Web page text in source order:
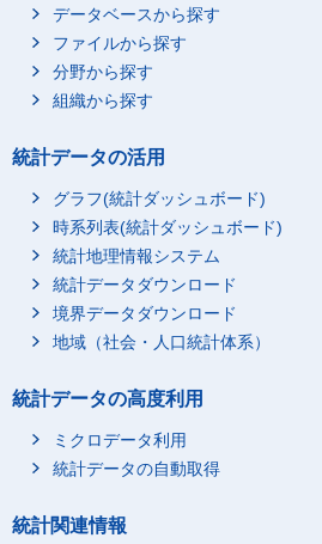
データベースから探す
ファイルから探す
分野から探す
組織から探す
統計データの活用
グラフ(統計ダッシュボード)
時系列表(統計ダッシュボード)
統計地理情報システム
統計データダウンロード
境界データダウンロード
地域（社会・人口統計体系）
統計データの高度利用
ミクロデータ利用
統計データの自動取得
統計関連情報